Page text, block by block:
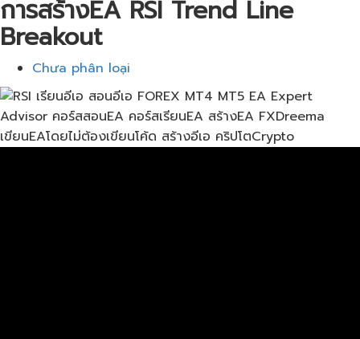
การสร้างEA RSI Trend Line
Breakout
Chưa phân loại